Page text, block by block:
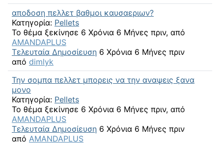
αποδοση πελλετ βαθμοι καυσαεριων?
Κατηγορία: Pellets
Το θέμα ξεκίνησε 6 Χρόνια 6 Μήνες πριν, από
AMANDAPLUS
Τελευταία Δημοσίευση 6 Χρόνια 6 Μήνες πριν
από dimlyk
Την σομπα πελλετ μπορεις να την αναψεις ξανα
μονο
Κατηγορία: Pellets
Το θέμα ξεκίνησε 6 Χρόνια 6 Μήνες πριν, από
AMANDAPLUS
Τελευταία Δημοσίευση 6 Χρόνια 6 Μήνες πριν
από AMANDAPLUS